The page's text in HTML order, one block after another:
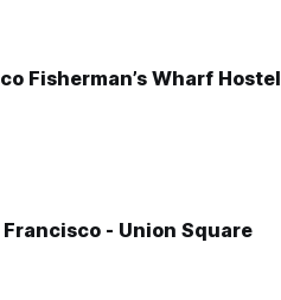
Fisherman’s Wharf Hostel
- Union Square